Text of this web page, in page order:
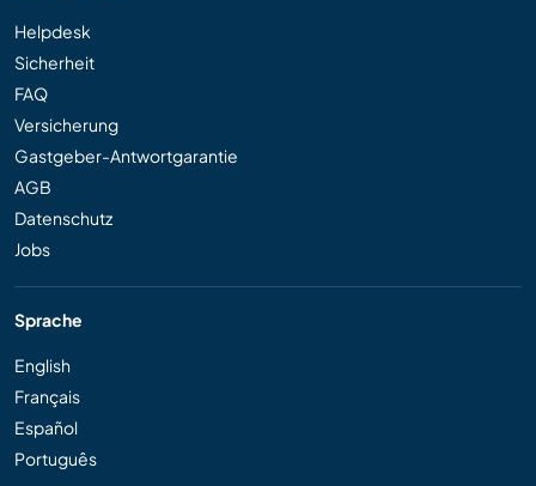
Helpdesk
Sicherheit
FAQ
Versicherung
Gastgeber-Antwortgarantie
AGB
Datenschutz
Jobs
Sprache
English
Français
Español
Português